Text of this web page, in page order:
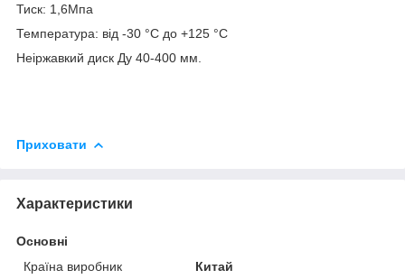
Тиск: 1,6Мпа
Температура: від -30 °C до +125 °C
Неіржавкий диск Ду 40-400 мм.
Приховати
Характеристики
Основні
Країна виробник
Китай